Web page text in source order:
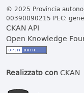
© 2025 Provincia
00390090215 PEC:
CKAN API
Open Knowledge
Realizzato conCKAN